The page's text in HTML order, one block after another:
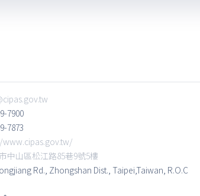
7900
7873
中山區松江路85巷9號5樓
Rd., Zhongshan Dist., Taipei,Taiwan, R.O.C